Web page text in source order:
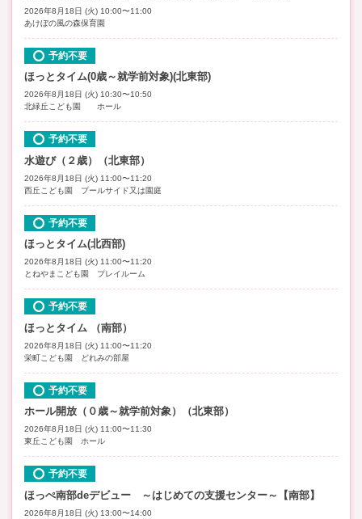
2026年8月18日 (火) 10:00〜11:00
あけぼの風の森保育園
予約不要
ほっとタイム(0歳～就学前対象)(北東部)
2026年8月18日 (火) 10:30〜10:50
北緑丘こども園 ホール
予約不要
水遊び（２歳）（北東部）
2026年8月18日 (火) 11:00〜11:20
西丘こども園 プールサイド又は園庭
予約不要
ほっとタイム(北西部)
2026年8月18日 (火) 11:00〜11:20
とねやまこども園 プレイルーム
予約不要
ほっとタイム （南部）
2026年8月18日 (火) 11:00〜11:20
栄町こども園 どれみの部屋
予約不要
ホール開放（０歳～就学前対象）（北東部）
2026年8月18日 (火) 11:00〜11:30
東丘こども園 ホール
予約不要
ほっぺ南部deデビュー ～はじめての支援センター～【南部】
2026年8月18日 (火) 13:00〜14:00